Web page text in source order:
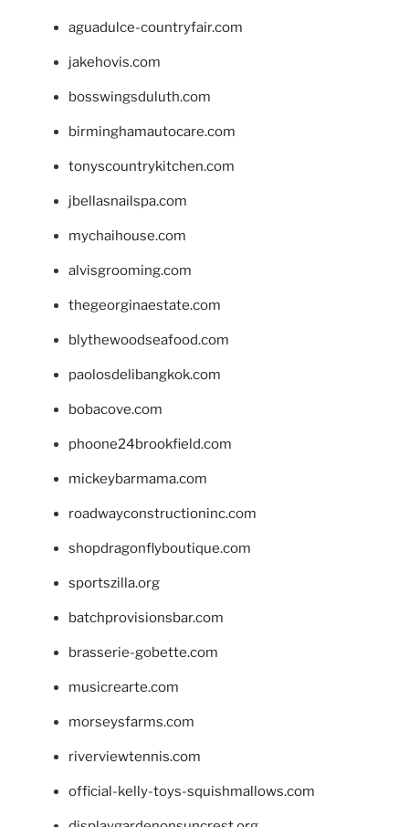
aguadulce-countryfair.com
jakehovis.com
bosswingsduluth.com
birminghamautocare.com
tonyscountrykitchen.com
jbellasnailspa.com
mychaihouse.com
alvisgrooming.com
thegeorginaestate.com
blythewoodseafood.com
paolosdelibangkok.com
bobacove.com
phoone24brookfield.com
mickeybarmama.com
roadwayconstructioninc.com
shopdragonflyboutique.com
sportszilla.org
batchprovisionsbar.com
brasserie-gobette.com
musicrearte.com
morseysfarms.com
riverviewtennis.com
official-kelly-toys-squishmallows.com